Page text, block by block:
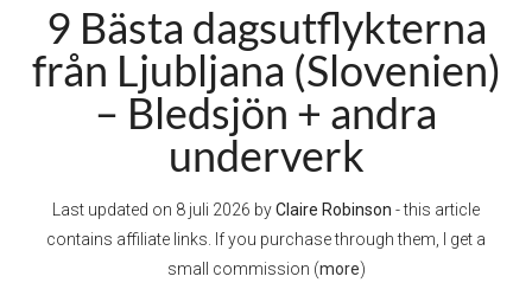
9 Bästa dagsutflykterna
från Ljubljana (Slovenien)
– Bledsjön + andra
underverk
Last updated on 8 juli 2026 byClaire Robinson - this article
contains affiliate links. If you purchase through them, I get a
small commission (more)